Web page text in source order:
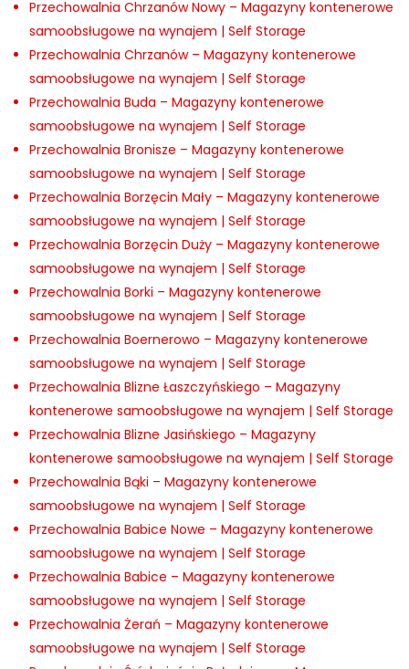
Przechowalnia Chrzanów Nowy – Magazyny kontenerowe
samoobsługowe na wynajem | Self Storage
Przechowalnia Chrzanów – Magazyny kontenerowe
samoobsługowe na wynajem | Self Storage
Przechowalnia Buda – Magazyny kontenerowe
samoobsługowe na wynajem | Self Storage
Przechowalnia Bronisze – Magazyny kontenerowe
samoobsługowe na wynajem | Self Storage
Przechowalnia Borzęcin Mały – Magazyny kontenerowe
samoobsługowe na wynajem | Self Storage
Przechowalnia Borzęcin Duży – Magazyny kontenerowe
samoobsługowe na wynajem | Self Storage
Przechowalnia Borki – Magazyny kontenerowe
samoobsługowe na wynajem | Self Storage
Przechowalnia Boernerowo – Magazyny kontenerowe
samoobsługowe na wynajem | Self Storage
Przechowalnia Blizne Łaszczyńskiego – Magazyny
kontenerowe samoobsługowe na wynajem | Self Storage
Przechowalnia Blizne Jasińskiego – Magazyny
kontenerowe samoobsługowe na wynajem | Self Storage
Przechowalnia Bąki – Magazyny kontenerowe
samoobsługowe na wynajem | Self Storage
Przechowalnia Babice Nowe – Magazyny kontenerowe
samoobsługowe na wynajem | Self Storage
Przechowalnia Babice – Magazyny kontenerowe
samoobsługowe na wynajem | Self Storage
Przechowalnia Żerań – Magazyny kontenerowe
samoobsługowe na wynajem | Self Storage